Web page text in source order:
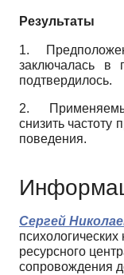
Результаты
1.
заключалась в
подтвердилось.
2.
снизить частоту
поведения.
Сергей
ресурсного
сопровождения